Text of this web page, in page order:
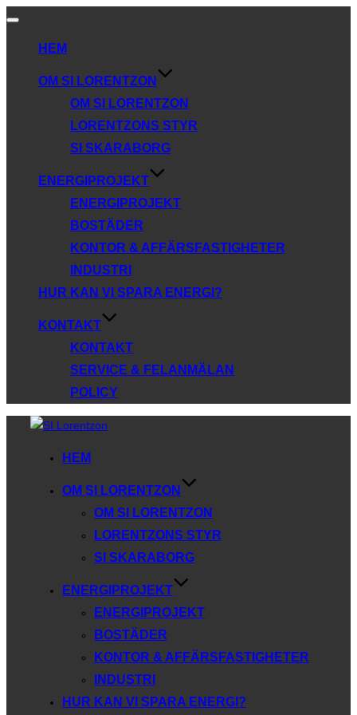
Slå
navigering
HEM
OM SI LORENTZON
OM SI LORENTZON
LORENTZONS STYR
SI SKARABORG
ENERGIPROJEKT
ENERGIPROJEKT
BOSTÄDER
KONTOR & AFFÄRSFASTIGHETER
INDUSTRI
HUR KAN VI SPARA ENERGI?
KONTAKT
KONTAKT
SERVICE & FELANMÄLAN
POLICY
Hoppa
HEM
OM SI LORENTZON
OM SI LORENTZON
LORENTZONS STYR
SI SKARABORG
ENERGIPROJEKT
ENERGIPROJEKT
BOSTÄDER
KONTOR & AFFÄRSFASTIGHETER
INDUSTRI
HUR KAN VI SPARA ENERGI?